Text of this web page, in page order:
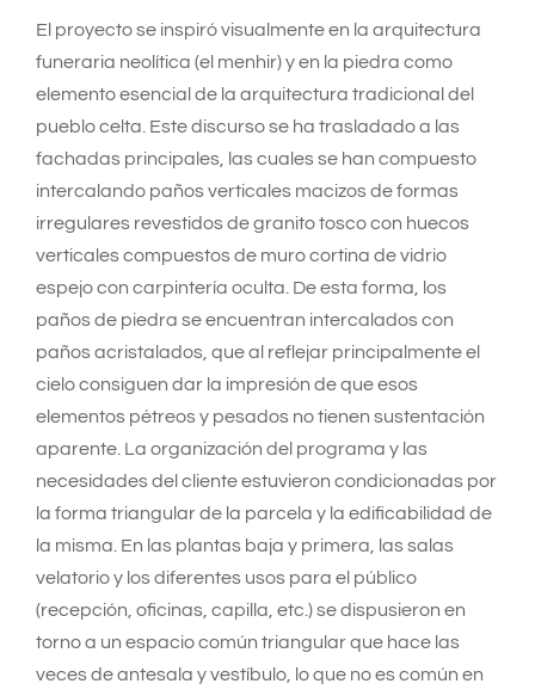
El proyecto se inspiró visualmente en la arquitectura
funeraria neolítica (el menhir) y en la piedra como
elemento esencial de la arquitectura tradicional del
pueblo celta. Este discurso se ha trasladado a las
fachadas principales, las cuales se han compuesto
intercalando paños verticales macizos de formas
irregulares revestidos de granito tosco con huecos
verticales compuestos de muro cortina de vidrio
espejo con carpintería oculta. De esta forma, los
paños de piedra se encuentran intercalados con
paños acristalados, que al reflejar principalmente el
cielo consiguen dar la impresión de que esos
elementos pétreos y pesados no tienen sustentación
aparente. La organización del programa y las
necesidades del cliente estuvieron condicionadas por
la forma triangular de la parcela y la edificabilidad de
la misma. En las plantas baja y primera, las salas
velatorio y los diferentes usos para el público
(recepción, oficinas, capilla, etc.) se dispusieron en
torno a un espacio común triangular que hace las
veces de antesala y vestíbulo, lo que no es común en